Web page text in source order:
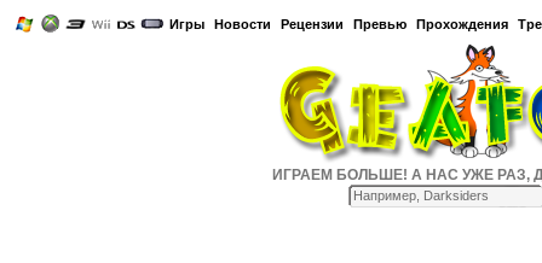
Игры Новости Рецензии Превью Прохождения
ИГРАЕМ БОЛЬШЕ! А НАС УЖЕ РАЗ,